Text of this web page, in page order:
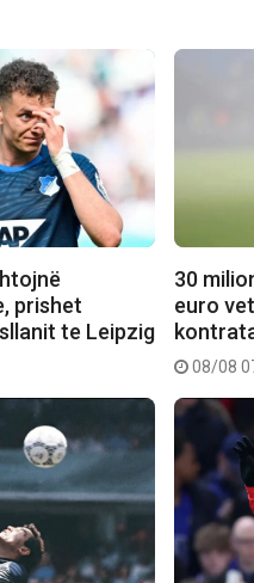
prishet
te Leipzig
30
euro
08/08